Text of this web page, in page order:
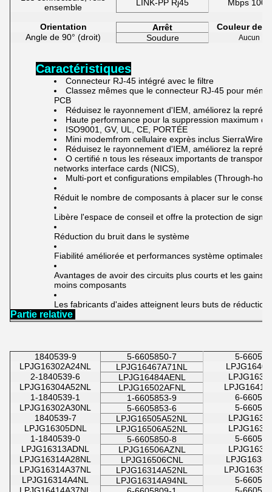
ensemble
LINK-PP Rj45 Mbps 1000
Orientation Arrêt
Couleur de
Angle de 90° (droit)
Soudure Aucun
Caractéristiques
Connecteur RJ-45 intégré avec le filtre
Classez mêmes que le connecteur RJ-45 pour
PCB
Réduisez le rayonnement d'IEM, améliorez la
Haute performance pour la suppression maximum
ISO9001, GV, UL, CE, PORTÉE
Mini modemfrom cellulaire exprès inclus
Réduisez le rayonnement d'IEM, améliorez la
O certifié n tous les réseaux importants de
networks interface cards (NICS),
Multi-port et configurations empilables (Through-
Réduit le nombre de composants à placer sur le conseil
Libère l'espace de conseil et offre la protection de signal
Réduction du bruit dans le système
Fiabilité améliorée et performances système optimales
Avantages de avoir des circuits plus courts et les gains
moins composants
Les fabricants d'aides atteignent leurs buts de réduction
Partie relative
1840539-9 5-6605850-7
5-
LPJG16302A24NL
LPJG16467A71NL
2-1840539-6
LPJG16484AENL
LPJG16304A52NL
LPJG16502AFNL
1-1840539-1
1-6605853-9
6-
LPJG16302A30NL
5-6605853-6
5-
1840539-7
LPJG16505A52NL
LPJG16305DNL
LPJG16506A52NL
1-1840539-0
5-6605850-8
5-
LPJG16313ADNL
LPJG16506AZNL
LPJG16314A28NL
LPJG16506CNL
LPJG16314A37NL
LPJG16314A52NL
LPJG16314A4NL
LPJG16314A94NL
5-